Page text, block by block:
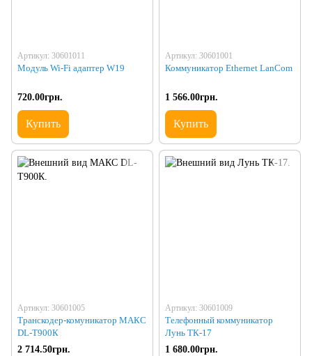
Артикул: 30601011
Модуль Wi-Fi адаптер W19
720.00грн.
Купить
Артикул: 30601001
Коммуникатор Ethernet LanCom
1 566.00грн.
Купить
Артикул: 30601005
Транскодер-комуникатор МАКС
DL-T900К
2 714.50грн.
Артикул: 30601009
Телефонный коммуникатор
Лунь ТК-17
1 680.00грн.